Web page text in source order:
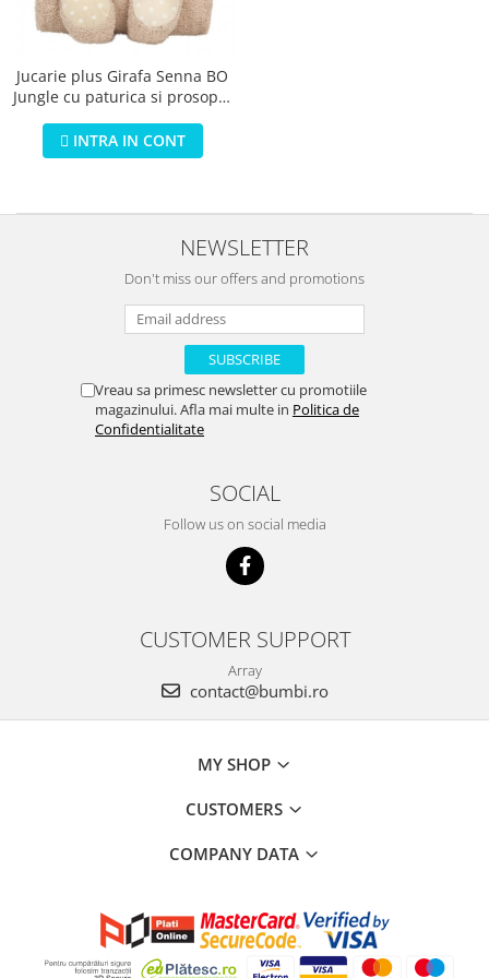
Jucarii si jocuri exterior
Mingi
Placi pentru inot
Kituri constructie si pictura
Machete auto Diecast
Accesorii
Biciclete fara pedale
Organizatoare
Perne
Jucarie plus Girafa Senna BO
Jungle cu paturica si prosopel
INTRA IN CONT
NEWSLETTER
Don't miss our offers and promotions
Vreau sa primesc newsletter cu promotiile
magazinului. Afla mai multe in Politica de
Confidentialitate
SOCIAL
Follow us on social media
CUSTOMER SUPPORT
Array
contact@bumbi.ro
MY SHOP
CUSTOMERS
COMPANY DATA